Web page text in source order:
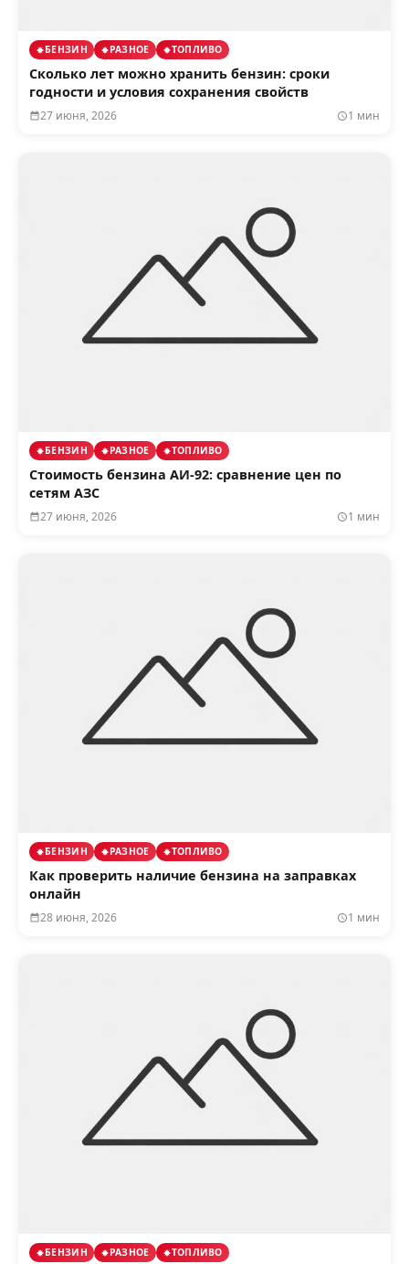
БЕНЗИН РАЗНОЕ ТОПЛИВО
Сколько лет можно хранить бензин: сроки
годности и условия сохранения свойств
27 июня, 2026 1 мин
БЕНЗИН РАЗНОЕ ТОПЛИВО
Стоимость бензина АИ‑92: сравнение цен по
сетям АЗС
27 июня, 2026 1 мин
БЕНЗИН РАЗНОЕ ТОПЛИВО
Как проверить наличие бензина на заправках
онлайн
28 июня, 2026 1 мин
БЕНЗИН РАЗНОЕ ТОПЛИВО